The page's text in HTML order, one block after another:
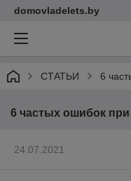
domovladelets.by
СТАТЬИ 6
6 частых ошибок
24.07.2021